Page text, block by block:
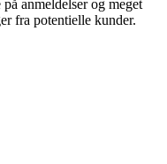
anmeldelser og meget
fra potentielle kunder.